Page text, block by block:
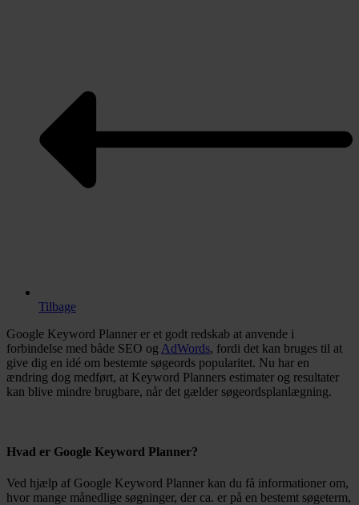
Tilbage
Google Keyword Planner er et godt redskab at anvende i
forbindelse med både SEO og AdWords, fordi det kan bruges til at
give dig en idé om bestemte søgeords popularitet. Nu har en
ændring dog medført, at Keyword Planners estimater og resultater
kan blive mindre brugbare, når det gælder søgeordsplanlægning.
Hvad er Google Keyword Planner?
Ved hjælp af Google Keyword Planner kan du få informationer om,
hvor mange månedlige søgninger, der ca. er på en bestemt søgeterm,